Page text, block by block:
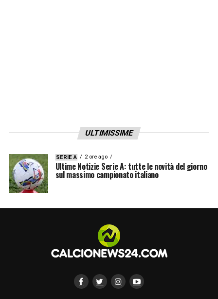
ULTIMISSIME
SERIE A 2 ore ago
Ultime Notizie Serie A: tutte le novità del giorno
sul massimo campionato italiano